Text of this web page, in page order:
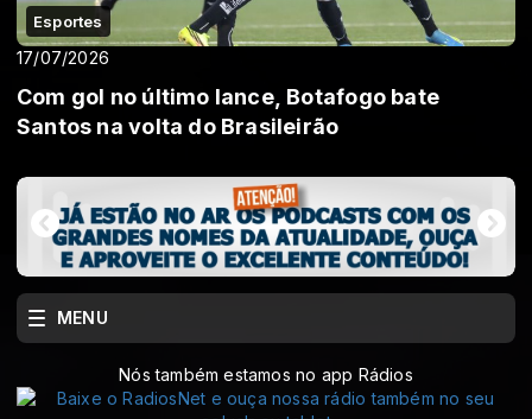
Esportes
17/07/2026
Com gol no último lance, Botafogo bate
Santos na volta do Brasileirão
MENU
Nós também estamos no app Rádios